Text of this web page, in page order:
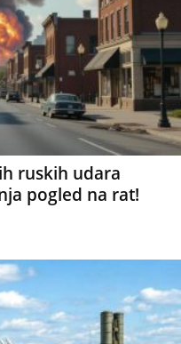
ruskih udara
pogled na rat!